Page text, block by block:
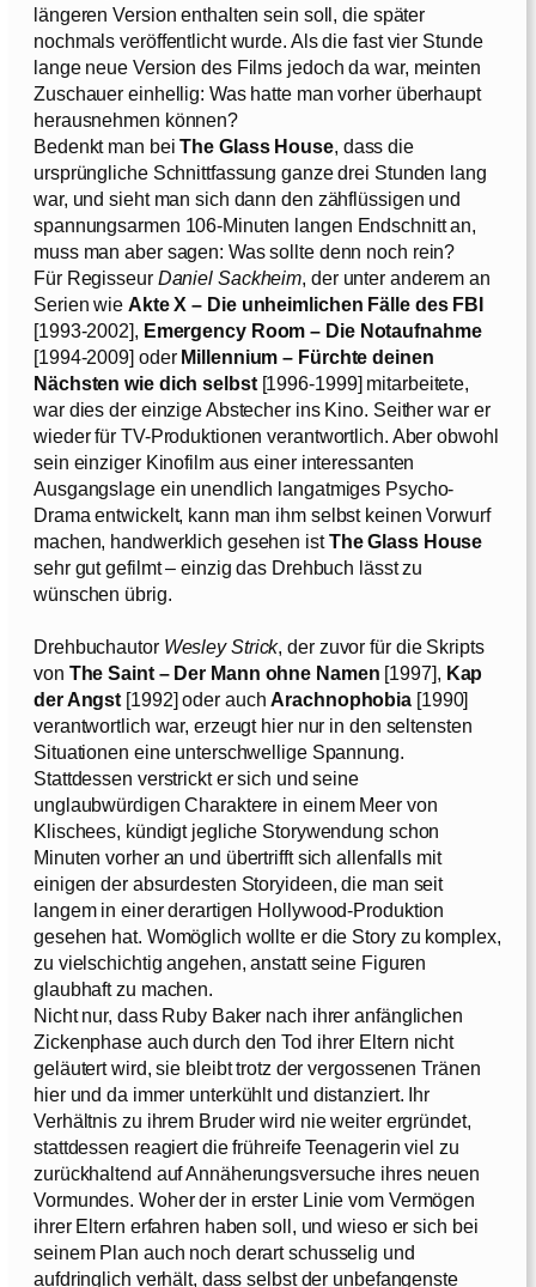
längeren Version enthalten sein soll, die später
nochmals veröffentlicht wurde. Als die fast vier Stunde
lange neue Version des Films jedoch da war, meinten
Zuschauer einhellig: Was hatte man vorher überhaupt
herausnehmen können?
Bedenkt man beiThe Glass House, dass die
ursprüngliche Schnittfassung ganze drei Stunden lang
war, und sieht man sich dann den zähflüssigen und
spannungsarmen 106-Minuten langen Endschnitt an,
muss man aber sagen: Was sollte denn noch rein?
Für Regisseur Daniel Sackheim, der unter anderem an
Serien wie Akte X – Die unheimlichen Fälle des FBI
[1993-2002], Emergency Room – Die Notaufnahme
[1994-2009] oder Millennium – Fürchte deinen
Nächsten wie dich selbst[1996-1999] mitarbeitete,
war dies der einzige Abstecher ins Kino. Seither war er
wieder für TV-Produktionen verantwortlich. Aber obwohl
sein einziger Kinofilm aus einer interessanten
Ausgangslage ein unendlich langatmiges Psycho-
Drama entwickelt, kann man ihm selbst keinen Vorwurf
machen, handwerklich gesehen istThe Glass House
sehr gut gefilmt – einzig das Drehbuch lässt zu
wünschen übrig.
Drehbuchautor Wesley Strick, der zuvor für die Skripts
von The Saint – Der Mann ohne Namen [1997], Kap
der Angst [1992] oder auchArachnophobia [1990]
verantwortlich war, erzeugt hier nur in den seltensten
Situationen eine unterschwellige Spannung.
Stattdessen verstrickt er sich und seine
unglaubwürdigen Charaktere in einem Meer von
Klischees, kündigt jegliche Storywendung schon
Minuten vorher an und übertrifft sich allenfalls mit
einigen der absurdesten Storyideen, die man seit
langem in einer derartigen Hollywood-Produktion
gesehen hat. Womöglich wollte er die Story zu komplex,
zu vielschichtig angehen, anstatt seine Figuren
glaubhaft zu machen.
Nicht nur, dass Ruby Baker nach ihrer anfänglichen
Zickenphase auch durch den Tod ihrer Eltern nicht
geläutert wird, sie bleibt trotz der vergossenen Tränen
hier und da immer unterkühlt und distanziert. Ihr
Verhältnis zu ihrem Bruder wird nie weiter ergründet,
stattdessen reagiert die frühreife Teenagerin viel zu
zurückhaltend auf Annäherungsversuche ihres neuen
Vormundes. Woher der in erster Linie vom Vermögen
ihrer Eltern erfahren haben soll, und wieso er sich bei
seinem Plan auch noch derart schusselig und
aufdringlich verhält, dass selbst der unbefangenste